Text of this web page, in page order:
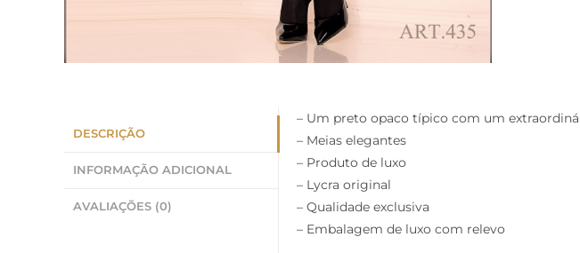
DESCRIÇÃO
INFORMAÇÃO ADICIONAL
AVALIAÇÕES (0)
– Um preto opaco típico com um
– Meias elegantes
– Produto de luxo
– Lycra original
– Qualidade exclusiva
– Embalagem de luxo com relevo